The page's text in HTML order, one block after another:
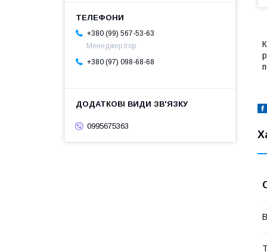
+380 (99) 567-53-63
Менеджер Ігор
+380 (97) 098-68-68
0995675363